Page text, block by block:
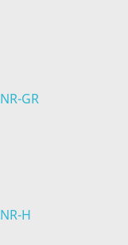
GR
H